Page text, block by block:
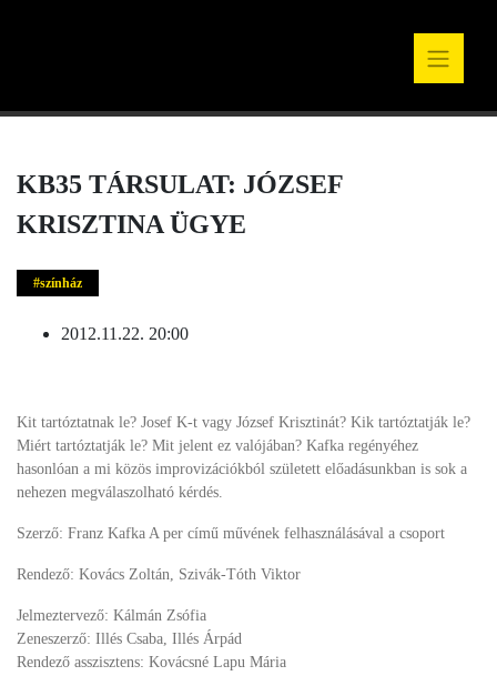
KB35 TÁRSULAT: JÓZSEF
KRISZTINA ÜGYE
színház
2012.11.22. 20:00
Kit tartóztatnak le? Josef K-t vagy József Krisztinát? Kik tartóztatják le?
Miért tartóztatják le? Mit jelent ez valójában? Kafka regényéhez
hasonlóan a mi közös improvizációkból született előadásunkban is sok a
nehezen megválaszolható kérdés.
Szerző: Franz Kafka A per című művének felhasználásával a csoport
Rendező: Kovács Zoltán, Szivák-Tóth Viktor
Jelmeztervező: Kálmán Zsófia
Zeneszerző: Illés Csaba, Illés Árpád
Rendező asszisztens: Kovácsné Lapu Mária